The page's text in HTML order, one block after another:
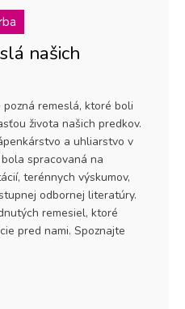
našich
remeslá, ktoré boli
života našich predkov.
a uhliarstvo v
spracovaná na
terénnych výskumov,
odbornej literatúry.
remesiel, ktoré
pred nami. Spoznajte